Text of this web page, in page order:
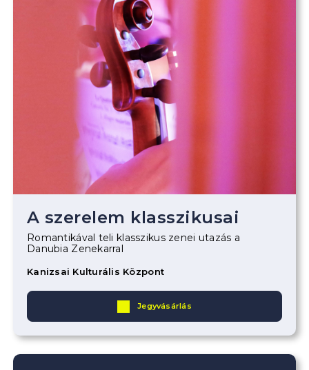
A szerelem klasszikusai
Romantikával teli klasszikus zenei utazás a
Danubia Zenekarral
Kanizsai Kulturális Központ
Jegyvásárlás